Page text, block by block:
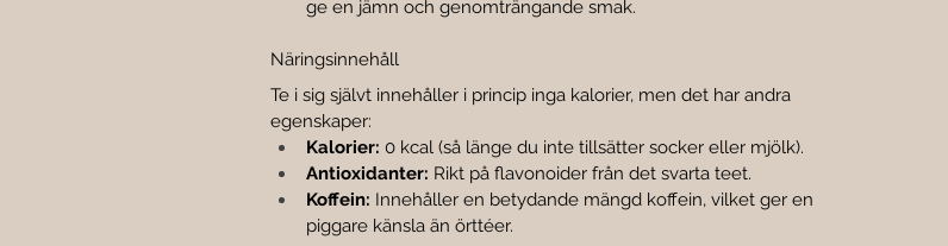
ge en jämn och genomträngande smak.
Näringsinnehåll
Te i sig självt innehåller i princip inga kalorier, men det har andra
egenskaper:
Kalorier: 0 kcal (så länge du inte tillsätter socker eller mjölk).
Antioxidanter: Rikt på flavonoider från det svarta teet.
Koffein: Innehåller en betydande mängd koffein, vilket ger en
piggare känsla än örttéer.